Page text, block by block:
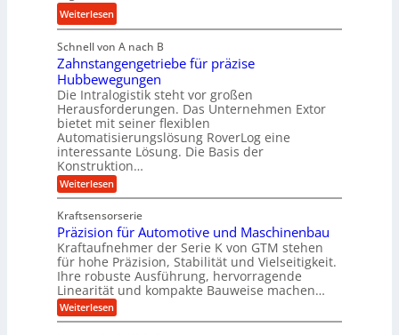
a
l
i
k
i
m
V
e
r
g
e
c
h
e
b
i
g
e
K
u
g
e
l
g
e
w
i
n
d
e
t
t
e
e
r
t
U
m
s
a
t
u
n
d
A
u
f
t
Weiterlesen:
M
e
h
r
A
r
b
e
i
t
s
l
o
s
e
,
w
e
Schnell von A nach B
Zahnstangengetriebe für präzise
Hubbewegungen
Die Intralogistik steht vor großen
Herausforderungen. Das Unternehmen Extor
bietet mit seiner flexiblen
Automatisierungslösung RoverLog eine
interessante Lösung. Die Basis der
Konstruktion…
Weiterlesen:
Z
h
n
s
t
a
n
g
e
n
Kraftsensorserie
Präzision für Automotive und Maschinenbau
Kraftaufnehmer der Serie K von GTM stehen
für hohe Präzision, Stabilität und Vielseitigkeit.
Ihre robuste Ausführung, hervorragende
Linearität und kompakte Bauweise machen…
Weiterlesen:
P